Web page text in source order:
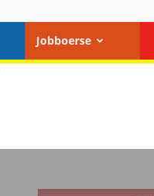
Jobboerse